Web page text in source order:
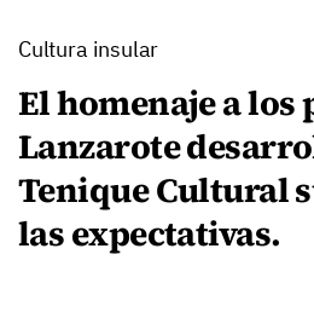
Cultura insular
El homenaje a los
Lanzarote
Tenique Cultural
las expectativas.